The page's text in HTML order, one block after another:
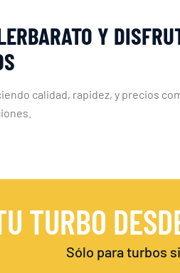
Y
calidad, rapidez, y precios
TURBO
Sólo para turbos